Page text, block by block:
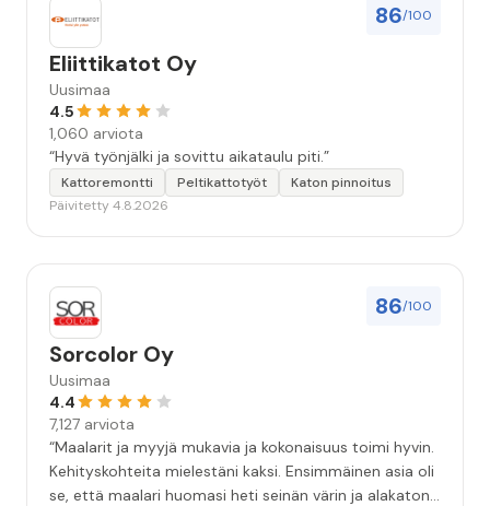
86/100
Eliittikatot Oy
Uusimaa
4.5
1,060 arviota
“Hyvä työnjälki ja sovittu aikataulu piti.”
Kattoremontti Peltikattotyöt
Katon pinnoitus
Päivitetty 4.8.2026
86/100
Sorcolor Oy
Uusimaa
4.4
7,127 arviota
“Maalarit ja myyjä mukavia ja kokonaisuus toimi hyvin.
Kehityskohteita mielestäni kaksi. Ensimmäinen asia oli
se, että maalari huomasi heti seinän värin ja alakaton